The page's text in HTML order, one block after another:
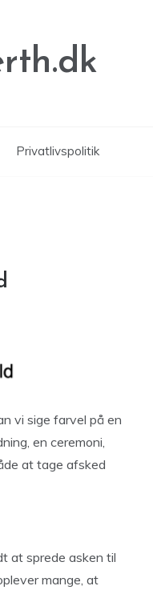
Privatlivspolitik
vi sige farvel på en
en ceremoni,
at tage afsked
at sprede asken til
mange, at